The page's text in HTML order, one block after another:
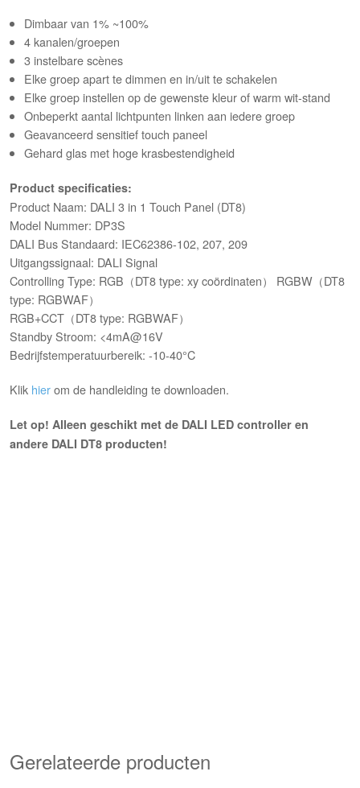
Dimbaar van 1% ~100%
4 kanalen/groepen
3 instelbare scènes
Elke groep apart te dimmen en in/uit te schakelen
Elke groep instellen op de gewenste kleur of warm wit-stand
Onbeperkt aantal lichtpunten linken aan iedere groep
Geavanceerd sensitief touch paneel
Gehard glas met hogekrasbestendigheid
Product specificaties:
Product Naam: DALI 3 in 1 Touch Panel (DT8)
Model Nummer: DP3S
DALI Bus Standaard: IEC62386-102, 207, 209
Uitgangssignaal: DALI Signal
Controlling Type: RGB（DT8 type: xy coördinaten） RGBW（DT8
type: RGBWAF）
RGB+CCT（DT8 type: RGBWAF）
Standby Stroom: <4mA@16V
Bedrijfstemperatuurbereik: -10-40°C
Klik hierom de handleiding te downloaden.
Let op! Alleen geschikt met de DALI LED controller en
andere DALI DT8 producten!
Gerelateerde producten